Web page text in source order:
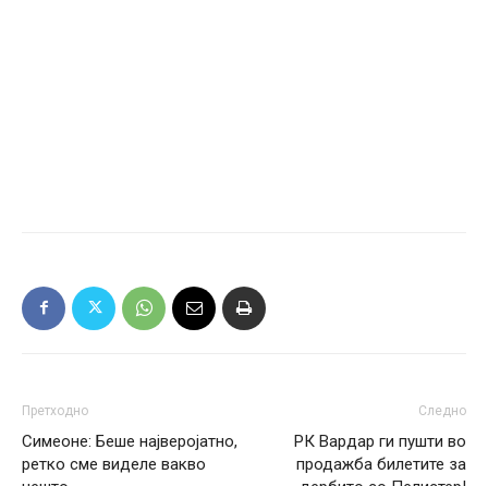
Претходно
Симеоне: Беше најверојатно,
ретко сме виделе вакво
Следно
РК Вардар ги пушти во
продажба билетите за